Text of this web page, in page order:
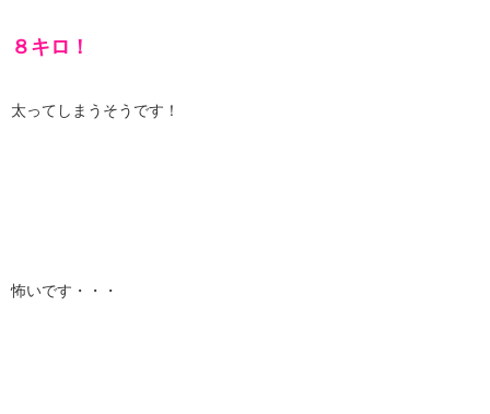
８キロ！
太ってしまうそうです！
怖いです・・・